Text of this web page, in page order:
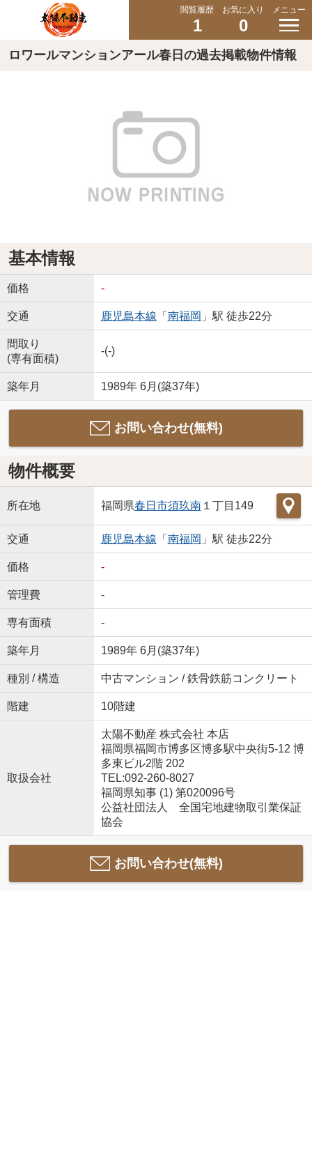
閲覧履歴
1
お気に入り
0
メニュー
ロワールマンションアール春日の過去掲載物件情報
基本情報
価格 -
交通 鹿児島本線 「 南福岡 」駅 徒歩22分
間取り
(専有面積)
-(-)
築年月 1989年 6月(築37年)
お問い合わせ(無料)
物件概要
所在地 福岡県春日市須玖南１丁目149
交通 鹿児島本線 「 南福岡 」駅 徒歩22分
価格 -
管理費 -
専有面積 -
築年月 1989年 6月(築37年)
種別 / 構造 中古マンション / 鉄骨鉄筋コンクリート
階建 10階建
取扱会社
太陽不動産 株式会社 本店
福岡県福岡市博多区博多駅中央街5-12 博
多東ビル2階 202
TEL:092-260-8027
福岡県知事 (1) 第020096号
公益社団法人 全国宅地建物取引業保証
協会
お問い合わせ(無料)